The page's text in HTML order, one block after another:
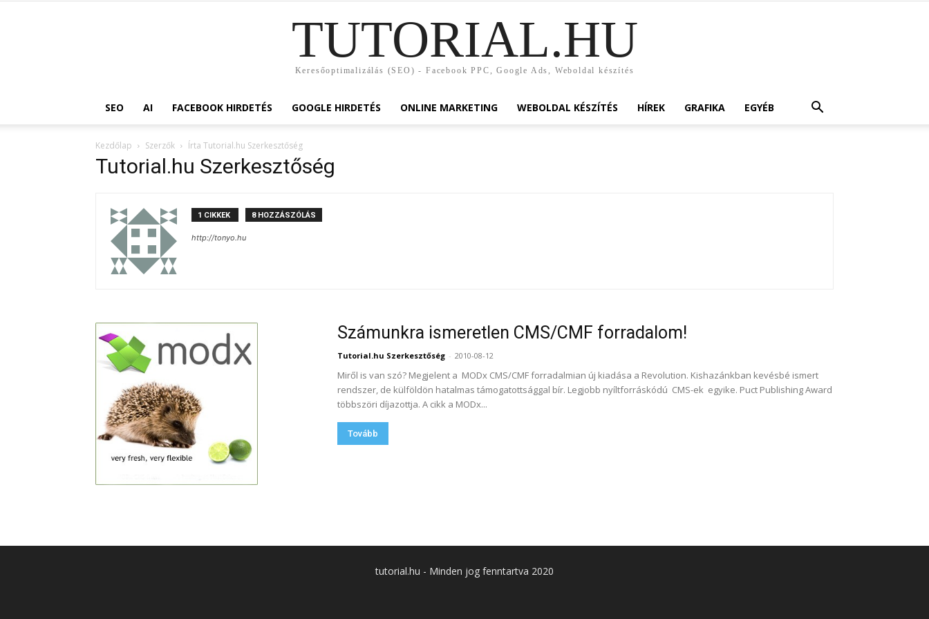
TUTORIAL.HU
Keresőoptimalizálás (SEO) - Facebook PPC, Google Ads, Weboldal készítés
SEO AI FACEBOOK HIRDETÉS GOOGLE HIRDETÉS ONLINE MARKETING WEBOLDAL KÉSZÍTÉS HÍREK GRAFIKA EGYÉB
Kezdőlap Szerzők Írta Tutorial.hu Szerkesztőség
Tutorial.hu Szerkesztőség
1 CIKKEK 8 HOZZÁSZÓLÁS
http://tonyo.hu
Számunkra ismeretlen CMS/CMF forradalom!
Tutorial.hu Szerkesztőség - 2010-08-12
Miről is van szó? Megjelent a MODx CMS/CMF forradalmian új kiadása a Revolution. Kishazánkban kevésbé ismert
rendszer, de külföldön hatalmas támogatottsággal bír. Legjobb nyíltforráskódú CMS-ek egyike. Puct Publishing Award
többszöri díjazottja. A cikk a MODx...
Tovább
tutorial.hu - Minden jog fenntartva 2020